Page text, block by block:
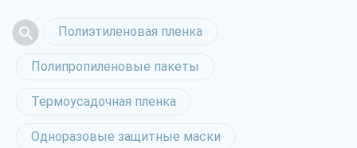
Полиэтиленовая пленка
Полипропиленовые пакеты
Термоусадочная пленка
Одноразовые защитные маски